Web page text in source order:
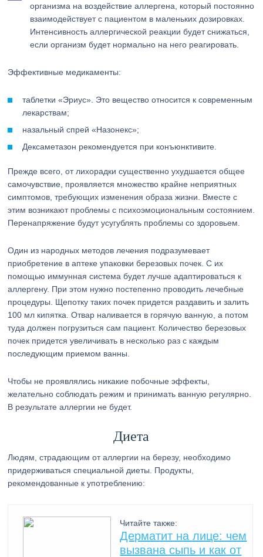
организма на воздействие аллергена, который постоянно
взаимодействует с пациентом в маленьких дозировках.
Интенсивность аллергической реакции будет снижаться,
если организм будет нормально на него реагировать.
Эффективные медикаменты:
таблетки «Эриус». Это вещество относится к современным
лекарствам;
назальный спрей «Назонекс»;
Дексаметазон рекомендуется при конъюнктивите.
Прежде всего, от лихорадки существенно ухудшается общее
самочувствие, проявляется множество крайне неприятных
симптомов, требующих изменения образа жизни. Вместе с
этим возникают проблемы с психоэмоциональным состоянием.
Перенапряжение будут усугублять проблемы со здоровьем.
Один из народных методов лечения подразумевает
приобретение в аптеке упаковки березовых почек. С их
помощью иммунная система будет лучше адаптироваться к
аллергену. При этом нужно постепенно проводить лечебные
процедуры. Щепотку таких почек придется раздавить и залить
100 мл кипятка. Отвар наливается в горячую ванную, а потом
туда должен погрузиться сам пациент. Количество березовых
почек придется увеличивать в несколько раз с каждым
последующим приемом ванны.
Чтобы не проявлялись никакие побочные эффекты,
желательно соблюдать режим и принимать ванную регулярно.
В результате аллергии не будет.
Диета
Людям, страдающим от аллергии на березу, необходимо
придерживаться специальной диеты. Продукты,
рекомендованные к употреблению:
Читайте также:
Дерматит на лице: чем
вызвана сыпь и как от